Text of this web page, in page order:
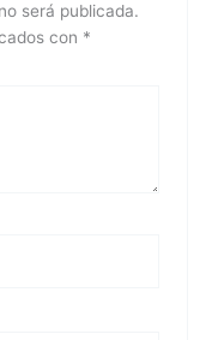
será publicada.
con *